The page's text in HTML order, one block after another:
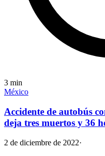
3 min
México
Accidente de autobús
deja tres muertos y 36
2 de diciembre de 2022·